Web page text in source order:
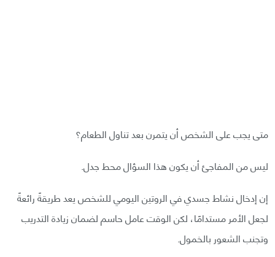
متى يجب على الشخص أن يتمرن بعد تناول الطعام؟
ليس من المفاجئ أن يكون هذا السؤال محط جدل.
إن إدخال نشاط جسدي في الروتين اليومي للشخص يعد طريقةً رائعةً
لجعل الأمر مستدامًا، لكن الوقت عامل حاسم لضمان زيادة التدريب
وتجنب الشعور بالخمول.